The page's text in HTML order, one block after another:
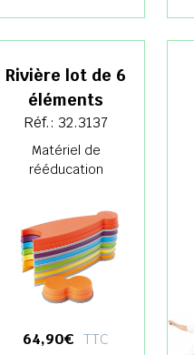
Rivière lot de 6
éléments
Réf.: 32.3137
Matériel de
rééducation
64,90€ TTC